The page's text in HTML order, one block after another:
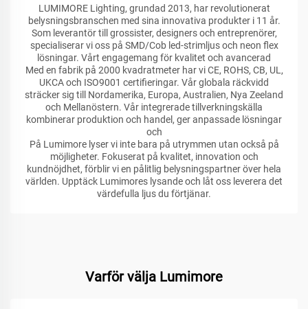
LUMIMORE Lighting, grundad 2013, har revolutionerat
belysningsbranschen med sina innovativa produkter i 11 år.
Som leverantör till grossister, designers och entreprenörer,
specialiserar vi oss på SMD/Cob led-strimljus och neon flex
lösningar. Vårt engagemang för kvalitet och avancerad
Med en fabrik på 2000 kvadratmeter har vi CE, ROHS, CB, UL,
UKCA och ISO9001 certifieringar. Vår globala räckvidd
sträcker sig till Nordamerika, Europa, Australien, Nya Zeeland
och Mellanöstern. Vår integrerade tillverkningskälla
kombinerar produktion och handel, ger anpassade lösningar
och
På Lumimore lyser vi inte bara på utrymmen utan också på
möjligheter. Fokuserat på kvalitet, innovation och
kundnöjdhet, förblir vi en pålitlig belysningspartner över hela
världen. Upptäck Lumimores lysande och låt oss leverera det
värdefulla ljus du förtjänar.
Varför välja Lumimore